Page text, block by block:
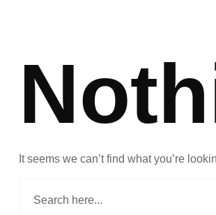
It seems we can’t find what you’re